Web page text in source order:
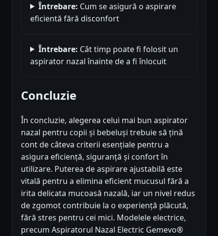
Întrebare: Cum se asigură o aspirare
eficientă fără disconfort
Întrebare: Cât timp poate fi folosit un
aspirator nazal înainte de a fi înlocuit
Concluzie
În concluzie, alegerea celui mai bun aspirator
nazal pentru copii și bebeluși trebuie să țină
cont de câteva criterii esențiale pentru a
asigura eficiență, siguranță și confort în
utilizare. Puterea de aspirare ajustabilă este
vitală pentru a elimina eficient mucusul fără a
irita delicata mucoasă nazală, iar un nivel redus
de zgomot contribuie la o experiență plăcută,
fără stres pentru cei mici. Modelele electrice,
precum Aspiratorul Nazal Electric Gemevo®